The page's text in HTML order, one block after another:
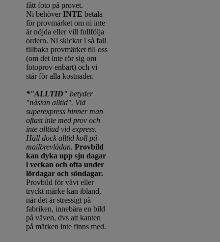
fått foto på provet.
Ni behöverINTEbetala
för provmärket om ni inte
är nöjda eller vill fullfölja
ordern. Ni skickar i så fall
tillbaka provmärket till oss
(om det inte rör sig om
fotoprov enbart) och vi
står för alla kostnader.
*"ALLTID"betyder
"nästan alltid". Vid
superexpress hinner man
oftast inte med prov och
inte alltiud vid express.
Håll dock alltid koll på
mailbrevlådan. Provbild
kan dyka upp sju dagar
i veckan och ofta under
lördagar och söndagar.
Provbild för vävt eller
tryckt märke kan ibland,
när det är stressigt på
fabriken, innebära en bild
på väven, dvs att kanten
på märken inte finns med.